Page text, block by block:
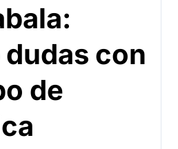
dudas con
de